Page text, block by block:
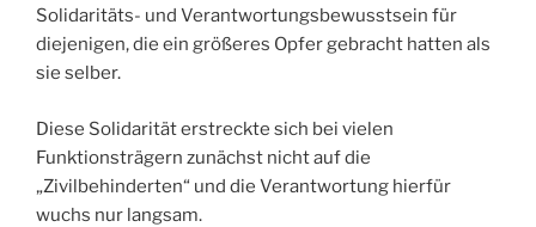
Solidaritäts- und Verantwortungsbewusstsein für
diejenigen, die ein größeres Opfer gebracht hatten als
sie selber.
Diese Solidarität erstreckte sich bei vielen
Funktionsträgern zunächst nicht auf die
„Zivilbehinderten“ und die Verantwortung hierfür
wuchs nur langsam.